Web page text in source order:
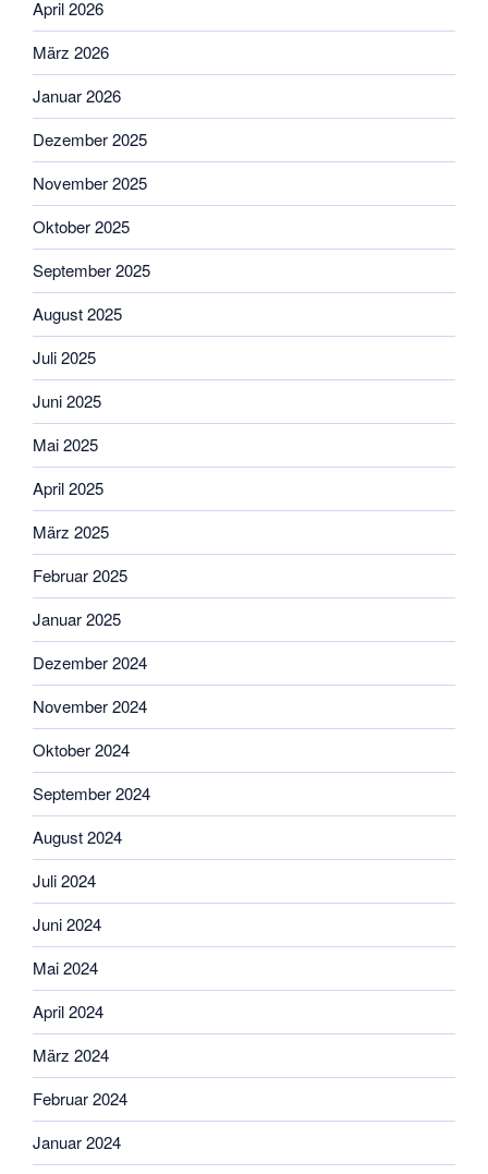
April 2026
März 2026
Januar 2026
Dezember 2025
November 2025
Oktober 2025
September 2025
August 2025
Juli 2025
Juni 2025
Mai 2025
April 2025
März 2025
Februar 2025
Januar 2025
Dezember 2024
November 2024
Oktober 2024
September 2024
August 2024
Juli 2024
Juni 2024
Mai 2024
April 2024
März 2024
Februar 2024
Januar 2024